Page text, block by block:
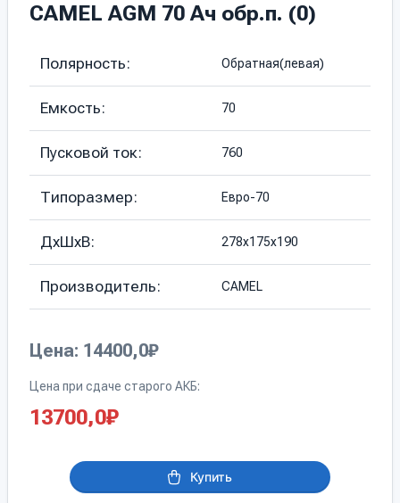
CAMEL AGM 70 Ач обр.п. (0)
Полярность: Обратная(левая)
Емкость: 70
Пусковой ток: 760
Типоразмер: Евро-70
ДхШхВ: 278х175х190
Производитель: CAMEL
Цена: 14400,0₽
Цена при сдаче старого АКБ:
13700,0₽
Купить